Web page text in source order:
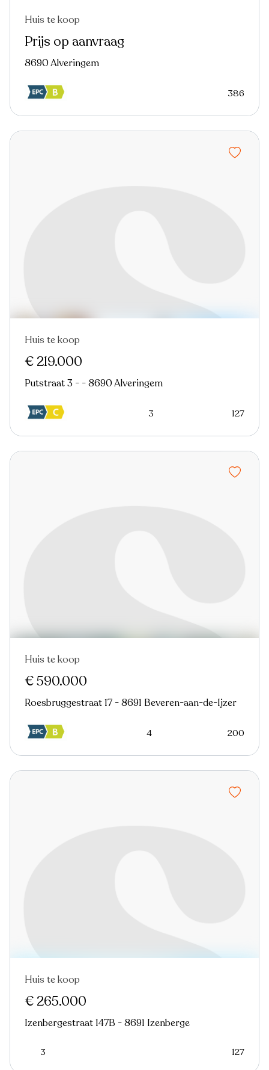
Huis te koop
Prijs op aanvraag
8690 Alveringem
386
Huis te koop
€ 219.000
Putstraat 3 - - 8690 Alveringem
3 127
Huis te koop
€ 590.000
Roesbruggestraat 17 - 8691 Beveren-aan-de-Ijzer
4 200
Huis te koop
€ 265.000
Izenbergestraat 147B - 8691 Izenberge
3 127